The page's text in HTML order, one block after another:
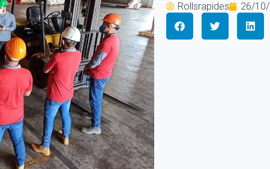
Rollsrapides 26/